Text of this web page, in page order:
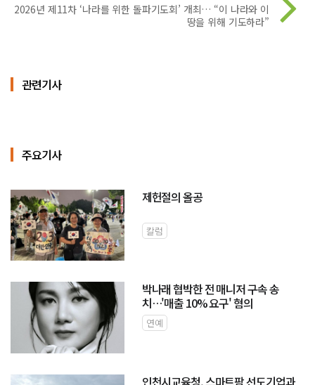
2026년 제11차 ‘나라를 위한 돌파기도회’ 개최… “이 나라와 이
땅을 위해 기도하라”
관련기사
주요기사
제헌절의 올공
칼럼
박나래 협박한 전 매니저 구속 송
치…'매출 10% 요구' 혐의
연예
인천시교육청, 스마트팜 선도기업과